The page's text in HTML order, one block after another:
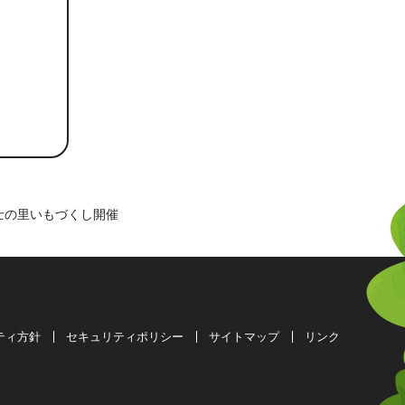
里いもづくし開催
ィ方針 セキュリティポリシー サイトマップ リンク